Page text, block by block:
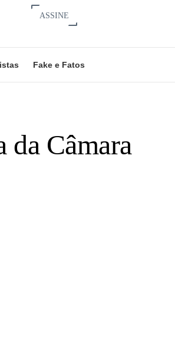
ASSINE
Fake e Fatos
da Câmara